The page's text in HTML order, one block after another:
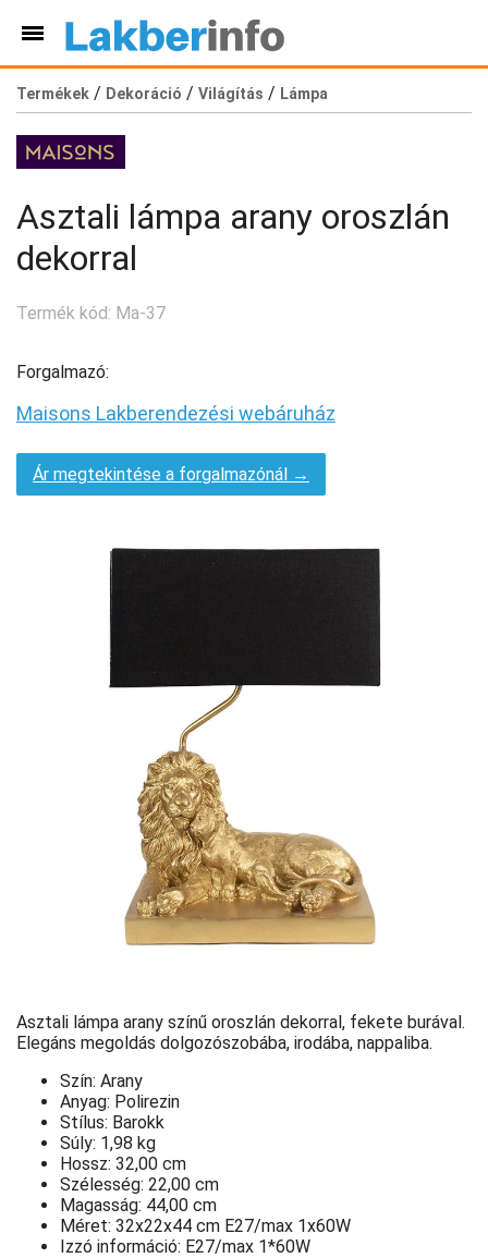
Termékek / Dekoráció / Világítás / Lámpa
Asztali lámpa arany oroszlán
dekorral
Termék kód: Ma-37
Forgalmazó:
Maisons Lakberendezési webáruház
Ár megtekintése a forgalmazónál →
Asztali lámpa arany színű oroszlán dekorral, fekete burával.
Elegáns megoldás dolgozószobába, irodába, nappaliba.
Szín: Arany
Anyag: Polirezin
Stílus: Barokk
Súly: 1,98 kg
Hossz: 32,00 cm
Szélesség: 22,00 cm
Magasság: 44,00 cm
Méret: 32x22x44 cm E27/max 1x60W
Izzó információ: E27/max 1*60W